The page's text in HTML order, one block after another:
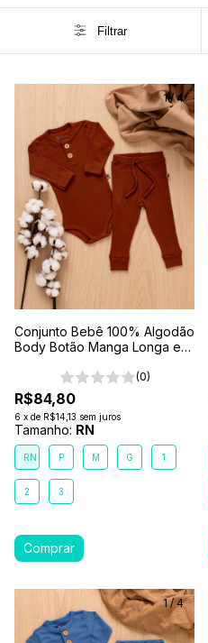
Filtrar
1/4
Conjunto Bebê 100% Algodão
Body Botão Manga Longa e
(0)
R$84,80
6 x de R$14,13 sem juros
Tamanho: RN
RN P M G 1
2 3
1/4